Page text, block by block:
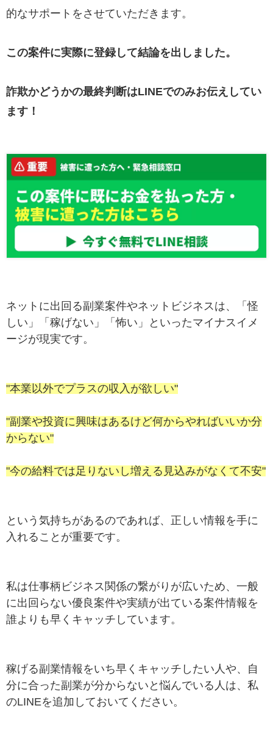
的なサポートをさせていただきます。
この案件に実際に登録して結論を出しました。
詐欺かどうかの最終判断はLINEでのみお伝えしてい
ます！
ネットに出回る副業案件やネットビジネスは、「怪
しい」「稼げない」「怖い」といったマイナスイメ
ージが現実です。
"本業以外でプラスの収入が欲しい"
"副業や投資に興味はあるけど何からやればいいか分
からない"
"今の給料では足りないし増える見込みがなくて不安"
という気持ちがあるのであれば、正しい情報を手に
入れることが重要です。
私は仕事柄ビジネス関係の繋がりが広いため、一般
に出回らない優良案件や実績が出ている案件情報を
誰よりも早くキャッチしています。
稼げる副業情報をいち早くキャッチしたい人や、自
分に合った副業が分からないと悩んでいる人は、私
のLINEを追加しておいてください。